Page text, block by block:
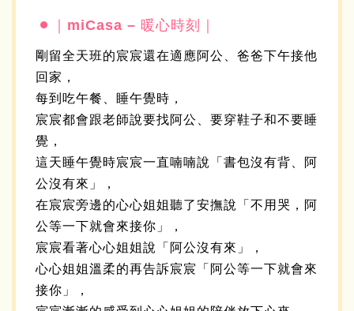
｜miCasa – 暖心時刻｜
剛留全天班的宸宸還在適應阿公、爸爸下午接他
回家，
每到吃午餐、睡午覺時，
宸宸都會跟老師說要找阿公、要穿鞋子和不要睡
覺，
這天睡午覺時宸宸一直喃喃說「書包沒有背、阿
公沒有來」，
在宸宸旁邊的心心姐姐聽了安撫說「不用哭，阿
公等一下就會來接你」，
宸宸看著心心姐姐說「阿公沒有來」，
心心姐姐溫柔的再告訴宸宸「阿公等一下就會來
接你」，